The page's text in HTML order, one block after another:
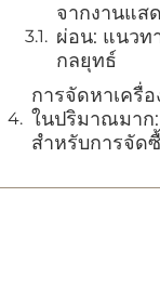
จากงานแส
ผ่อน: แนวท
กลยุทธ์
การจัดหาเครื่
ในปริมาณมาก
สำหรับการจัด